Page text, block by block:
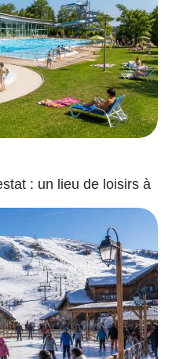
: un lieu de loisirs à